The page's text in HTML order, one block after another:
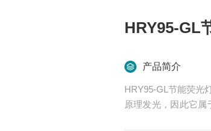
HRY95-GL
产品简介
HRY95-GL节能荧光
原理发光，因此它